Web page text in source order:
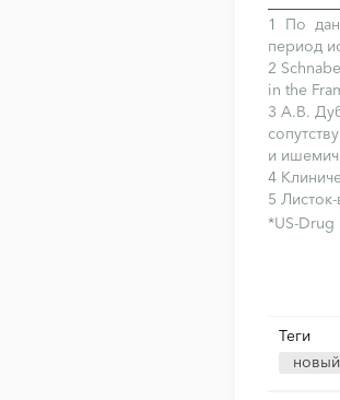
1 По
период
2
in the
3 А.В.
и
4
5
*US-
Теги